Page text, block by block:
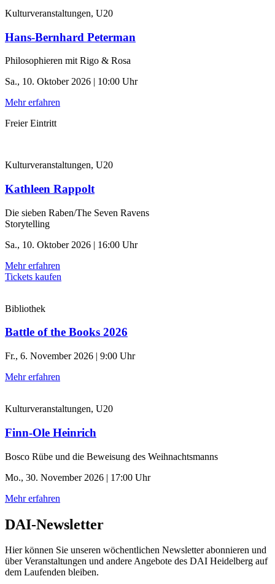
Kulturveranstaltungen, U20
Hans-Bernhard Peterman
Philosophieren mit Rigo & Rosa
Sa., 10. Oktober 2026 | 10:00 Uhr
Mehr erfahren
Freier Eintritt
Kulturveranstaltungen, U20
Kathleen Rappolt
Die sieben Raben/The Seven Ravens
Storytelling
Sa., 10. Oktober 2026 | 16:00 Uhr
Mehr erfahren
Tickets kaufen
Bibliothek
Battle of the Books 2026
Fr., 6. November 2026 | 9:00 Uhr
Mehr erfahren
Kulturveranstaltungen, U20
Finn-Ole Heinrich
Bosco Rübe und die Beweisung des Weihnachtsmanns
Mo., 30. November 2026 | 17:00 Uhr
Mehr erfahren
DAI-Newsletter
Hier können Sie unseren wöchentlichen Newsletter abonnieren und
über Veranstaltungen und andere Angebote des DAI Heidelberg auf
dem Laufenden bleiben.